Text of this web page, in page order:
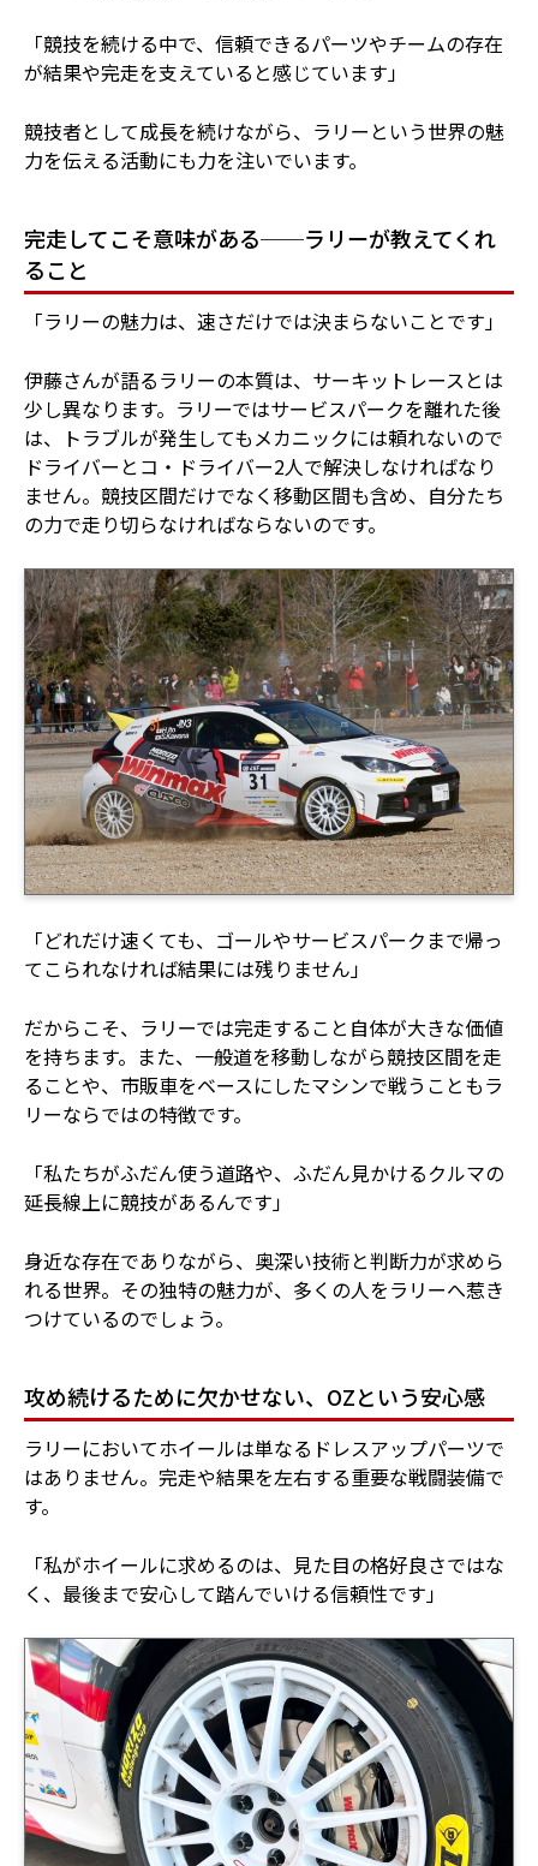
「競技を続ける中で、信頼できるパーツやチームの存在
が結果や完走を支えていると感じています」
競技者として成長を続けながら、ラリーという世界の魅
力を伝える活動にも力を注いでいます。
完走してこそ意味がある──ラリーが教えてくれ
ること
「ラリーの魅力は、速さだけでは決まらないことです」
伊藤さんが語るラリーの本質は、サーキットレースとは
少し異なります。ラリーではサービスパークを離れた後
は、トラブルが発生してもメカニックには頼れないので
ドライバーとコ・ドライバー2人で解決しなければなり
ません。競技区間だけでなく移動区間も含め、自分たち
の力で走り切らなければならないのです。
「どれだけ速くても、ゴールやサービスパークまで帰っ
てこられなければ結果には残りません」
だからこそ、ラリーでは完走すること自体が大きな価値
を持ちます。また、一般道を移動しながら競技区間を走
ることや、市販車をベースにしたマシンで戦うこともラ
リーならではの特徴です。
「私たちがふだん使う道路や、ふだん見かけるクルマの
延長線上に競技があるんです」
身近な存在でありながら、奥深い技術と判断力が求めら
れる世界。その独特の魅力が、多くの人をラリーへ惹き
つけているのでしょう。
攻め続けるために欠かせない、OZという安心感
ラリーにおいてホイールは単なるドレスアップパーツで
はありません。完走や結果を左右する重要な戦闘装備で
す。
「私がホイールに求めるのは、見た目の格好良さではな
く、最後まで安心して踏んでいける信頼性です」